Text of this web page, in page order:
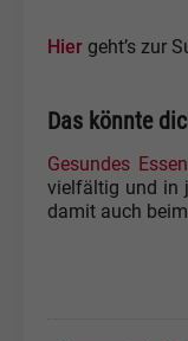
Hier geht’s zur
Das könnte
Gesundes
vielfältig und in
damit auch